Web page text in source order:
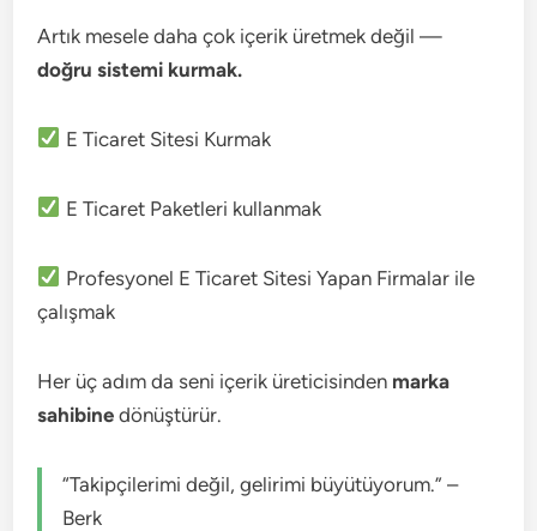
Artık mesele daha çok içerik üretmek değil —
doğru sistemi kurmak.
E Ticaret Sitesi Kurmak
E Ticaret Paketleri kullanmak
Profesyonel E Ticaret Sitesi Yapan Firmalar ile
çalışmak
Her üç adım da seni içerik üreticisinden marka
sahibine dönüştürür.
“Takipçilerimi değil, gelirimi büyütüyorum.” –
Berk